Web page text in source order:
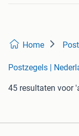
Home
Postzegels |
45 resultaten voor